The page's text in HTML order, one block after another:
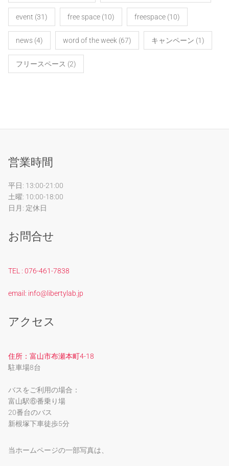
event (31) free space(10) freespace(10)
news(4) word of the week (67) キャンペーン (1)
フリースペース (2)
営業時間
平日: 13:00-21:00
土曜: 10:00-18:00
日月: 定休日
お問合せ
TEL : 076-461-7838
email: info@libertylab.jp
アクセス
住所：富山市布瀬本町4-18
駐車場8台
バスをご利用の場合：
富山駅⑥番乗り場
20番台のバス
新根塚下車徒歩5分
当ホームページの一部写真は、